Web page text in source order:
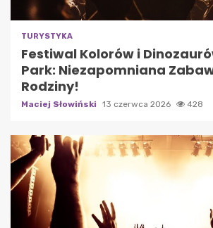
TURYSTYKA
Festiwal Kolorów i
Park: Niezapomniana
Rodziny!
Maciej Słowiński 13 czerwca 2026 428